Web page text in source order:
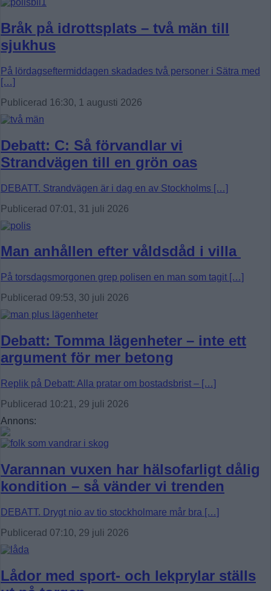
Bråk på idrottsplats – två män till
sjukhus
På lördagseftermiddagen skadades två personer i Sätra med
[…]
Publicerad 16:30, 1 augusti 2026
Debatt: C: Så förvandlar vi
Strandvägen till en grön oas
DEBATT. Strandvägen är i dag en av Stockholms […]
Publicerad 07:01, 31 juli 2026
Man anhållen efter våldsdåd i villa
På torsdagsmorgonen grep polisen en man som tagit […]
Publicerad 09:53, 30 juli 2026
Debatt: Tomma lägenheter – inte ett
argument för mer betong
Replik på Debatt: Alla pratar om bostadsbrist – […]
Publicerad 10:21, 29 juli 2026
Annons:
Varannan vuxen har hälsofarligt dålig
kondition – så vänder vi trenden
DEBATT. Drygt nio av tio stockholmare mår bra […]
Publicerad 07:10, 29 juli 2026
Lådor med sport- och lekprylar ställs